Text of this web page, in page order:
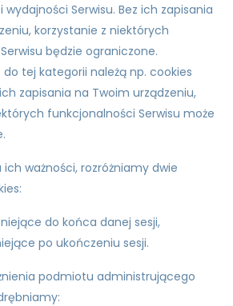
Serwisu. Bez ich zapisania
korzystanie z niektórych
będzie ograniczone.
do tej kategorii należą np. cookies
zapisania na Twoim urządzeniu,
funkcjonalności Serwisu może
ważności, rozróżniamy dwie
do końca danej sesji,
po ukończeniu sesji.
podmiotu administrującego